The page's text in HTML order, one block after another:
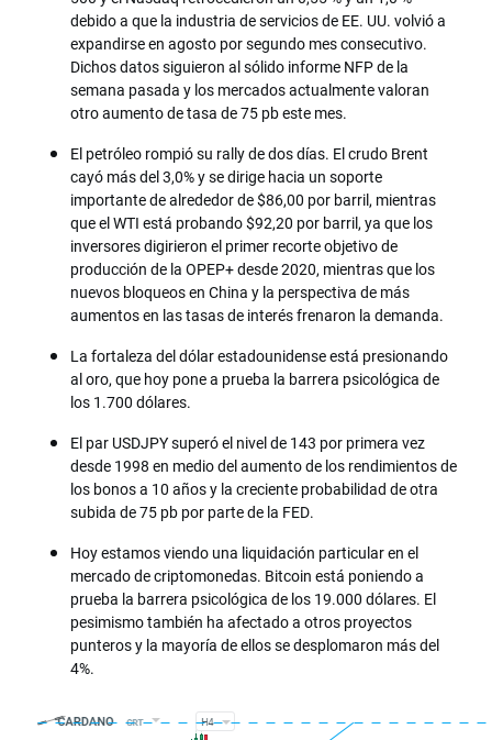
debido a que la industria de servicios de EE. UU. volvió a
expandirse en agosto por segundo mes consecutivo.
Dichos datos siguieron al sólido informe NFP de la
semana pasada y los mercados actualmente valoran
otro aumento de tasa de 75 pb este mes.
El petróleo rompió su rally de dos días. El crudo Brent
cayó más del 3,0% y se dirige hacia un soporte
importante de alrededor de $86,00 por barril, mientras
que el WTI está probando $92,20 por barril, ya que los
inversores digirieron el primer recorte objetivo de
producción de la OPEP+ desde 2020, mientras que los
nuevos bloqueos en China y la perspectiva de más
aumentos en las tasas de interés frenaron la demanda.
La fortaleza del dólar estadounidense está presionando
al oro, que hoy pone a prueba la barrera psicológica de
los 1.700 dólares.
El par USDJPY superó el nivel de 143 por primera vez
desde 1998 en medio del aumento de los rendimientos de
los bonos a 10 años y la creciente probabilidad de otra
subida de 75 pb por parte de la FED.
Hoy estamos viendo una liquidación particular en el
mercado de criptomonedas. Bitcoin está poniendo a
prueba la barrera psicológica de los 19.000 dólares. El
pesimismo también ha afectado a otros proyectos
punteros y la mayoría de ellos se desplomaron más del
4%.